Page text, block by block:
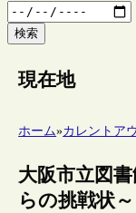
検索
現在地
ホーム»カレントア
大阪市立図
らの挑戦状